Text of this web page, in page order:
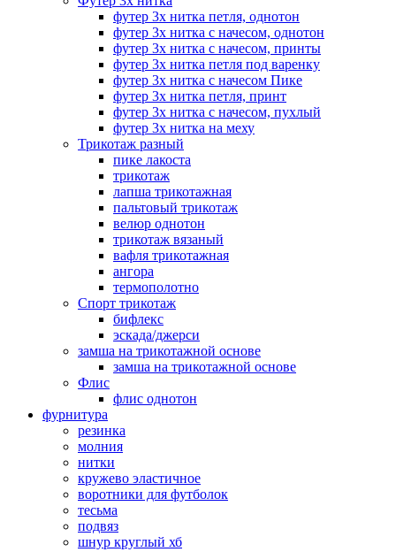
футер 3х нитка петля, однотон
футер 3х нитка с начесом, однотон
футер 3х нитка с начесом, принты
футер 3х нитка петля под варенку
футер 3х нитка с начесом Пике
футер 3х нитка петля, принт
футер 3х нитка с начесом, пухлый
футер 3х нитка на меху
Трикотаж разный
пике лакоста
трикотаж
лапша трикотажная
пальтовый трикотаж
велюр однотон
трикотаж вязаный
вафля трикотажная
ангора
термополотно
Спорт трикотаж
бифлекс
эскада/джерси
замша на трикотажной основе
замша на трикотажной основе
Флис
флис однотон
фурнитура
резинка
молния
нитки
кружево эластичное
воротники для футболок
тесьма
подвяз
шнур круглый хб